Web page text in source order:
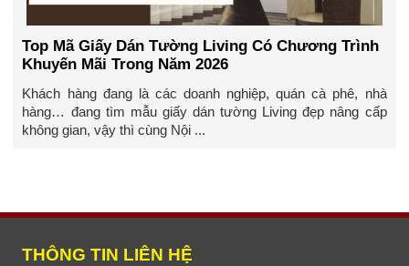
Top Mã Giấy Dán Tường Living Có Chương Trình
Khuyến Mãi Trong Năm 2026
Khách hàng đang là các doanh nghiệp, quán cà phê, nhà
hàng… đang tìm mẫu giấy dán tường Living đẹp nâng cấp
không gian, vậy thì cùng Nội ...
THÔNG TIN LIÊN HỆ